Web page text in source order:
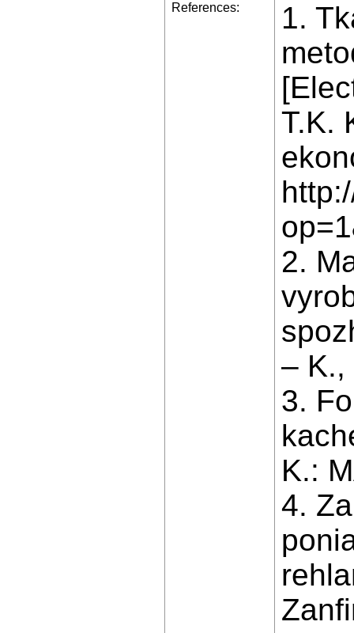
References:
1.
T.K.
2.
– K.,
3.
K.:
4.